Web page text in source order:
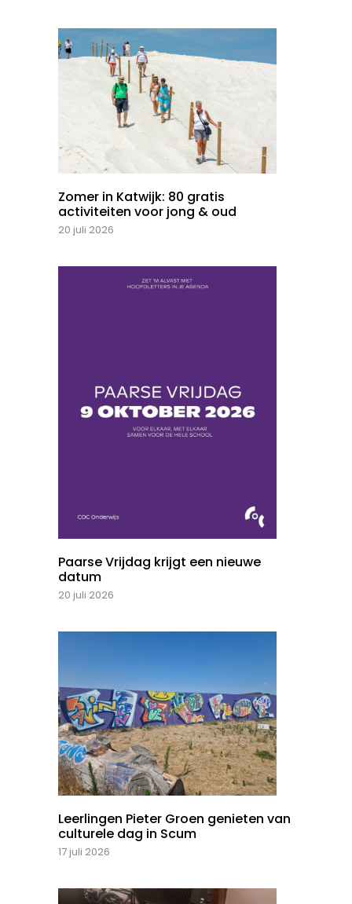
Zomer in Katwijk: 80 gratis
activiteiten voor jong & oud
20 juli 2026
Paarse Vrijdag krijgt een nieuwe
datum
20 juli 2026
Leerlingen Pieter Groen genieten van
culturele dag in Scum
17 juli 2026